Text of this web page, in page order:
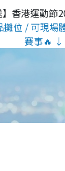
香港運動節
位 / 可現場
賽事🔥 ↓